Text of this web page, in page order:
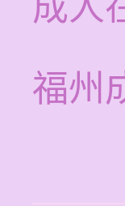
福州